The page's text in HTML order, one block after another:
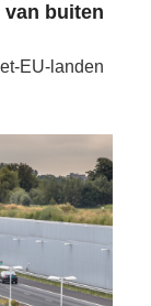
buiten
EU-landen